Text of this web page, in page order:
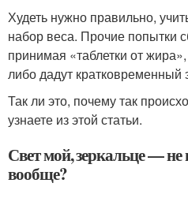
Худеть нужно правильно,
набор веса. Прочие попытки
принимая «таблетки от
либо дадут кратковременный
Так ли это, почему так
узнаете из этой статьи.
Свет мой, зеркальце —
вообще?